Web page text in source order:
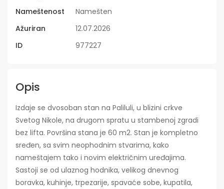
Nameštenost
Namešten
Ažuriran
12.07.2026
ID
977227
Opis
Izdaje se dvosoban stan na Paliluli, u blizini crkve
Svetog Nikole, na drugom spratu u stambenoj zgradi
bez lifta. Površina stana je 60 m2. Stan je kompletno
sređen, sa svim neophodnim stvarima, kako
nameštajem tako i novim električnim uređajima.
Sastoji se od ulaznog hodnika, velikog dnevnog
boravka, kuhinje, trpezarije, spavaće sobe, kupatila,